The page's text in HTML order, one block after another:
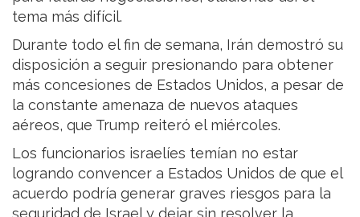
tema más difícil.
Durante todo el fin de semana, Irán demostró su
disposición a seguir presionando para obtener
más concesiones de Estados Unidos, a pesar de
la constante amenaza de nuevos ataques
aéreos, que Trump reiteró el miércoles.
Los funcionarios israelíes temían no estar
logrando convencer a Estados Unidos de que el
acuerdo podría generar graves riesgos para la
seguridad de Israel y dejar sin resolver la